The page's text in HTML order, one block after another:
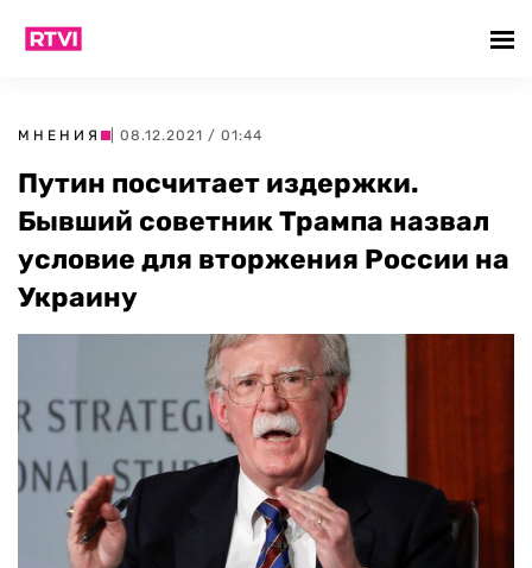
МНЕНИЯ | 08.12.2021 / 01:44
Путин посчитает издержки.
Бывший советник Трампа назвал
условие для вторжения России на
Украину